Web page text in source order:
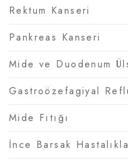
Rektum Kanseri
Pankreas Kanseri
Mide ve Duodenum
Gastroözefagiyal
Mide Fıtığı
İnce Barsak